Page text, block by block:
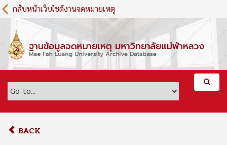
S
k
m
c
กลับหน้าเว็บไซต์งานจดหมายเหตุ
BACK